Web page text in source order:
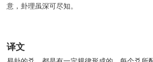
意，卦理虽深可尽知。
译文